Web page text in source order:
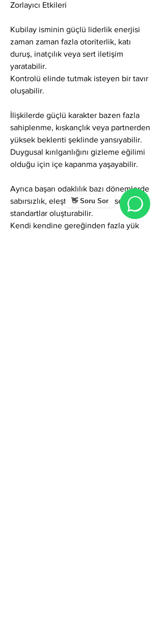
👋 Soru Sor
Zorlayıcı Etkileri
Kubilay isminin güçlü liderlik enerjisi
zaman zaman fazla otoriterlik, katı
duruş, inatçılık veya sert iletişim
yaratabilir.
Kontrolü elinde tutmak isteyen bir tavır
oluşabilir.
İlişkilerde güçlü karakter bazen fazla
sahiplenme, kıskançlık veya partnerden
yüksek beklenti şeklinde yansıyabilir.
Duygusal kırılganlığını gizleme eğilimi
olduğu için içe kapanma yaşayabilir.
Ayrıca başarı odaklılık bazı dönemlerde
sabırsızlık, eleştirel bakış, yüksek
standartlar oluşturabilir.
Kendi kendine gereğinden fazla yük